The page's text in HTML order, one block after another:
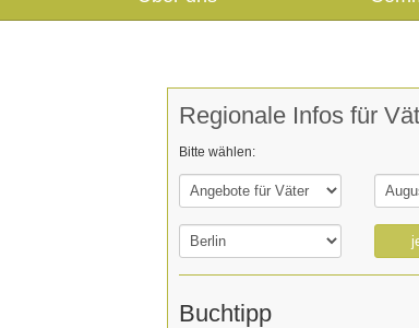
Regionale Infos für
Bitte wählen:
Buchtipp